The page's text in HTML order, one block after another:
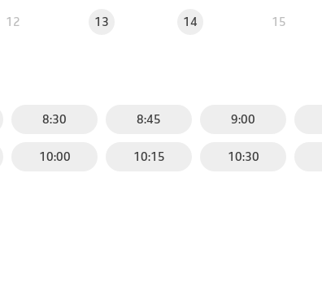
12 13 14 15
8:30 8:45 9:00
10:00 10:15 10:30